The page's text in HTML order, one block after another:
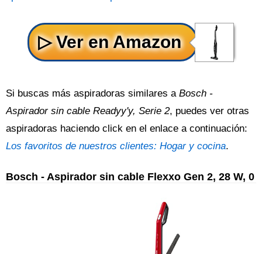
Si buscas más aspiradoras similares a Bosch -
Aspirador sin cable Readyy'y, Serie 2, puedes ver otras
aspiradoras haciendo click en el enlace a continuación:
Los favoritos de nuestros clientes: Hogar y cocina.
Bosch - Aspirador sin cable Flexxo Gen 2, 28 W, 0